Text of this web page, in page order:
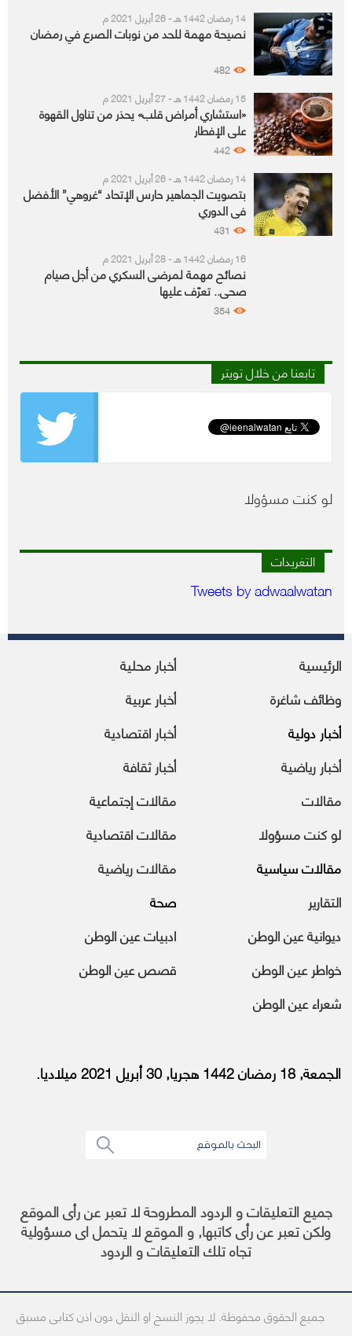
14 رمضان 1442 هـ - 26 أبريل 2021 م
نصيحة مهمة للحد من نوبات الصرع في رمضان
482
15 رمضان 1442 هـ - 27 أبريل 2021 م
«استشاري أمراض قلب» يحذر من تناول القهوة
على الإفطار
442
14 رمضان 1442 هـ - 26 أبريل 2021 م
بتصويت الجماهير حارس الإتحاد “غروهي” الأفضل
في الدوري
431
16 رمضان 1442 هـ - 28 أبريل 2021 م
نصائح مهمة لمرضى السكري من أجل صيام
صحي.. تعرّف عليها
354
تابعنا من خلال تويتر
لو كنت مسؤولا
التغريدات
Tweets by adwaalwatan
الرئيسية
أخبار محلية
وظائف شاغرة
أخبار عربية
أخبار دولية
أخبار اقتصادية
أخبار رياضية
أخبار ثقافة
مقالات
مقالات إجتماعية
لو كنت مسؤولا
مقالات اقتصادية
مقالات سياسية
مقالات رياضية
التقارير
صحة
ديوانية عين الوطن
ادبيات عين الوطن
خواطر عين الوطن
قصص عين الوطن
شعراء عين الوطن
الجمعة, 18 رمضان 1442 هجريا, 30 أبريل 2021 ميلاديا.
جميع التعليقات و الردود المطروحة لا تعبر عن رأى الموقع
ولكن تعبر عن رأى كاتبها, و الموقع لا يتحمل اى مسؤولية
تجاه تلك التعليقات و الردود
جميع الحقوق محفوظة. لا يجوز النسخ او النقل دون اذن كتابى مسبق